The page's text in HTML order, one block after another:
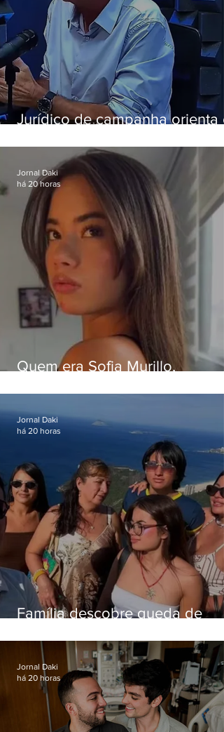
Jurídico de campanha orienta e
da Band
Quem era Sofia Murillo,
em queda de helicóptero no
Jornal Daki
há 20 horas
Família descobre queda de
enquanto aguardava segundo
voo
Jornal Daki
há 20 horas
Jornal Daki
há 20 horas